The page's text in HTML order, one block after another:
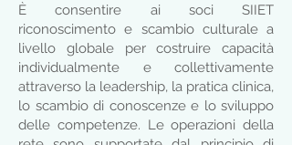
È consentire ai soci SIIET
riconoscimento e scambio culturale a
livello globale per costruire capacità
individualmente e collettivamente
attraverso la leadership, la pratica clinica,
lo scambio di conoscenze e lo sviluppo
delle competenze. Le operazioni della
rete sono supportate dal principio di